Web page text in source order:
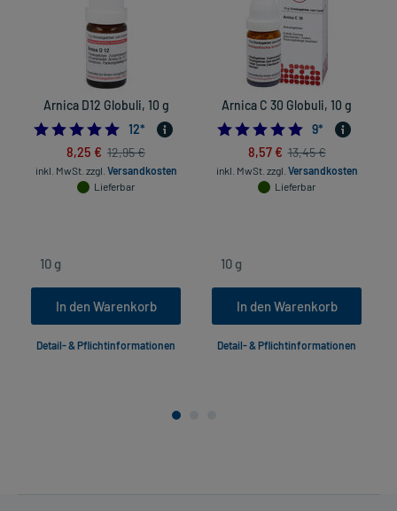
Arnica D12 Globuli, 10 g
5.0
12*
8,25 € 12,95 €
inkl. MwSt. zzgl. Versandkosten
Lieferbar
In den Warenkorb
Detail- & Pflichtinformationen
Arnica C 30 Globuli, 10 g
9*
8,57 € 13,45 €
inkl. MwSt. zzgl. Versandkosten
Lieferbar
In den Warenkorb
Detail- & Pflichtinformationen